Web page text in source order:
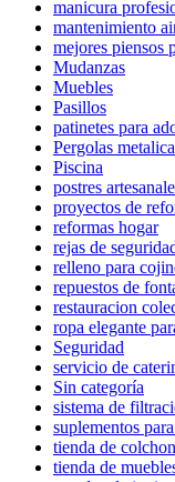
manicura
mantenimiento
mejores piensos
Mudanzas
Muebles
Pasillos
patinetes para
Pergolas
Piscina
postres
proyectos de
reformas hogar
rejas de
relleno para
repuestos de
restauracion
ropa elegante
Seguridad
servicio de
Sin categoría
sistema de
suplementos
tienda de
tienda de